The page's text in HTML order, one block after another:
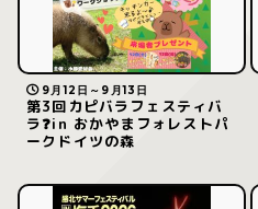
9月12日～9月13日
第3回カピバラフェスティバ
ラ❓in おかやまフォレストパ
ークドイツの森